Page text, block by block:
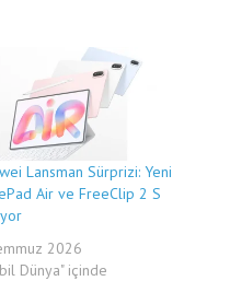
Lansman Sürprizi: Yeni
Air ve FreeClip 2 S
2026
Dünya" içinde